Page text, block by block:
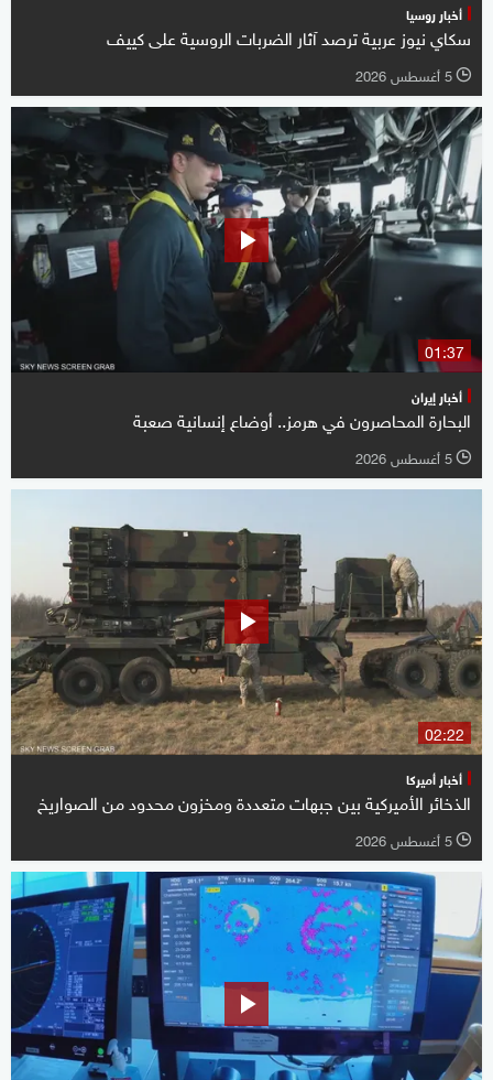
أخبار روسيا
سكاي نيوز عربية ترصد آثار الضربات الروسية على كييف
l 5 أغسطس 2026
01:37
أخبار إيران
البحارة المحاصرون في هرمز.. أوضاع إنسانية صعبة
l 5 أغسطس 2026
02:22
أخبار أميركا
الذخائر الأميركية بين جبهات متعددة ومخزون محدود من الصواريخ
l 5 أغسطس 2026